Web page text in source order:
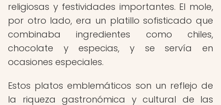
religiosas y festividades importantes. El mole,
por otro lado, era un platillo sofisticado que
combinaba ingredientes como chiles,
chocolate y especias, y se servía en
ocasiones especiales.
Estos platos emblemáticos son un reflejo de
la riqueza gastronómica y cultural de las